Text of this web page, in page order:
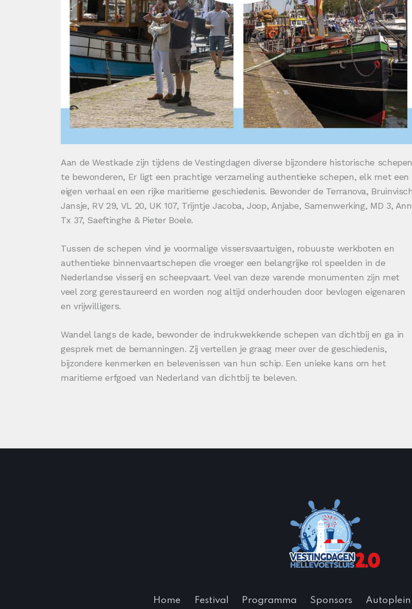
Aan de Westkade zijn tijdens de Vestingdagen diverse bijzondere historische schepen
te bewonderen, Er ligt een prachtige verzameling authentieke schepen, elk met een
eigen verhaal en een rijke maritieme geschiedenis. Bewonder de Terranova,
Jansje, RV 29, VL 20, UK 107, Trijntje Jacoba, Joop, Anjabe, Samenwerking, MD 3,
Tx 37, Saeftinghe & Pieter Boele.
Tussen de schepen vind je voormalige vissersvaartuigen, robuuste werkboten en
authentieke binnenvaartschepen die vroeger een belangrijke rol speelden in de
Nederlandse visserij en scheepvaart. Veel van deze varende monumenten zijn met
veel zorg gerestaureerd en worden nog altijd onderhouden door bevlogen eigenaren
en vrijwilligers.
Wandel langs de kade, bewonder de indrukwekkende schepen van dichtbij en ga in
gesprek met de bemanningen. Zij vertellen je graag meer over de geschiedenis,
bijzondere kenmerken en belevenissen van hun schip. Een unieke kans om het
maritieme erfgoed van Nederland van dichtbij te beleven.
Home Festival Programma Sponsors Autoplein